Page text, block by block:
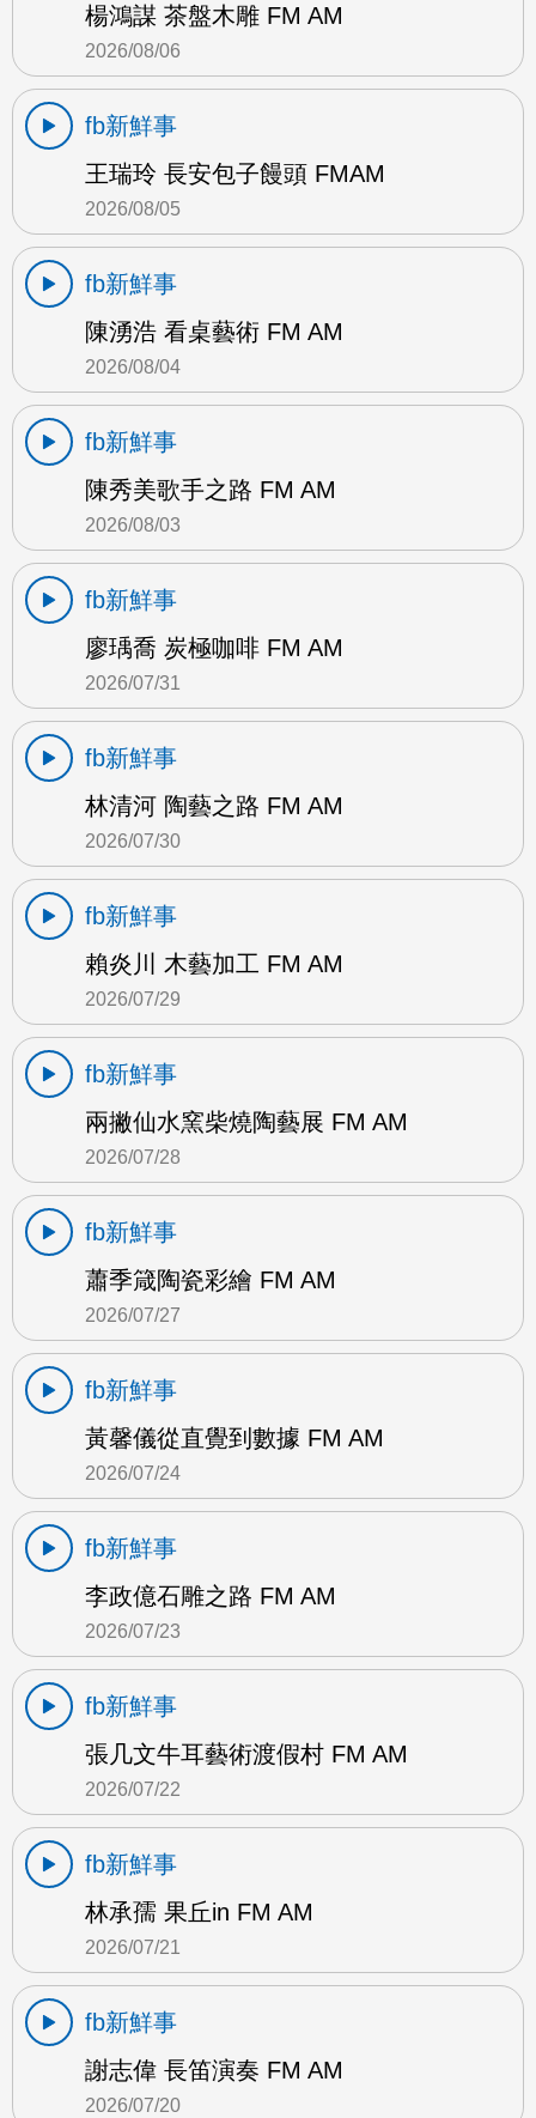
楊鴻謀 茶盤木雕 FM AM
2026/08/06
fb新鮮事
王瑞玲 長安包子饅頭 FMAM
2026/08/05
fb新鮮事
陳湧浩 看桌藝術 FM AM
2026/08/04
fb新鮮事
陳秀美歌手之路 FM AM
2026/08/03
fb新鮮事
廖瑀喬 炭極咖啡 FM AM
2026/07/31
fb新鮮事
林清河 陶藝之路 FM AM
2026/07/30
fb新鮮事
賴炎川 木藝加工 FM AM
2026/07/29
fb新鮮事
兩撇仙水窯柴燒陶藝展 FM AM
2026/07/28
fb新鮮事
蕭季箴陶瓷彩繪 FM AM
2026/07/27
fb新鮮事
黃馨儀從直覺到數據 FM AM
2026/07/24
fb新鮮事
李政億石雕之路 FM AM
2026/07/23
fb新鮮事
張几文牛耳藝術渡假村 FM AM
2026/07/22
fb新鮮事
林承孺 果丘in FM AM
2026/07/21
fb新鮮事
謝志偉 長笛演奏 FM AM
2026/07/20